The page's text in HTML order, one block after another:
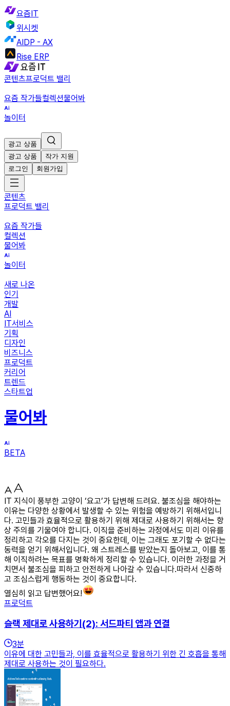
요즘IT
위시켓
AIDP - AX
Rise ERP
콘텐츠프로덕트 밸리
요즘 작가들컬렉션물어봐
놀이터
광고 상품
광고 상품
작가 지원
로그인
회원가입
콘텐츠
프로덕트 밸리
요즘 작가들
컬렉션
물어봐
놀이터
새로 나온
인기
개발
AI
IT서비스
기획
디자인
비즈니스
프로덕트
커리어
트렌드
스타트업
물어봐
BETA
IT 지식이 풍부한 고양이 ‘요고’가 답변해 드려요. 불조심을 해야하는
이유는 다양한 상황에서 발생할 수 있는 위험을 예방하기 위해서입니
다. 고민들과 효율적으로 활용하기 위해 제대로 사용하기 위해서는 항
상 주의를 기울여야 합니다. 이직을 준비하는 과정에서도 미리 이유를
정리하고 각오를 다지는 것이 중요한데, 이는 그래도 포기할 수 없다는
동력을 얻기 위해서입니다. 왜 스트레스를 받았는지 돌아보고, 이를 통
해 이직하려는 목표를 명확하게 정리할 수 있습니다. 이러한 과정을 거
치면서 불조심을 피하고 안전하게 나아갈 수 있습니다.따라서 신중하
고 조심스럽게 행동하는 것이 중요합니다.
열심히 읽고 답변했어요!
프로덕트
슬랙 제대로 사용하기(2): 서드파티 앱과 연결
3분
이유에 대한 고민들과, 이를 효율적으로 활용하기 위한 긴 호흡을 통해
제대로 사용하는 것이 필요하다.